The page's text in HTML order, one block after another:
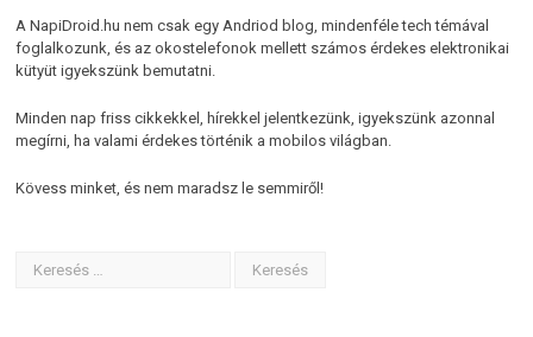
A NapiDroid.hu nem csak egy Andriod blog, mindenféle tech témával
foglalkozunk, és az okostelefonok mellett számos érdekes elektronikai
kütyüt igyekszünk bemutatni.
Minden nap friss cikkekkel, hírekkel jelentkezünk, igyekszünk azonnal
megírni, ha valami érdekes történik a mobilos világban.
Kövess minket, és nem maradsz le semmiről!